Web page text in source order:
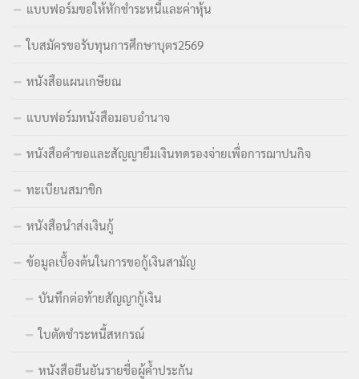
แบบฟอร์มขอให้หักชำระหนี้และค่าหุ้น
ใบสมัครขอรับทุนการศึกษาบุตร2569
หนังสือแผนเกษียณ
แบบฟอร์มหนังสือมอบอำนาจ
หนังสือคำขอและสัญญายืมเงินทดรองจ่ายเพื่อการฌาปนกิจ
ทะเบียนสมาชิก
หนังสือนำส่งเงินกู้
ข้อมูลเบื้องต้นในการขอกู้เงินสามัญ
บันทึกต่อท้ายสัญญากู้เงิน
ใบตัดชำระหนี้สหกรณ์
หนังสือยืนยันรายชื่อผู้ค้ำประกัน